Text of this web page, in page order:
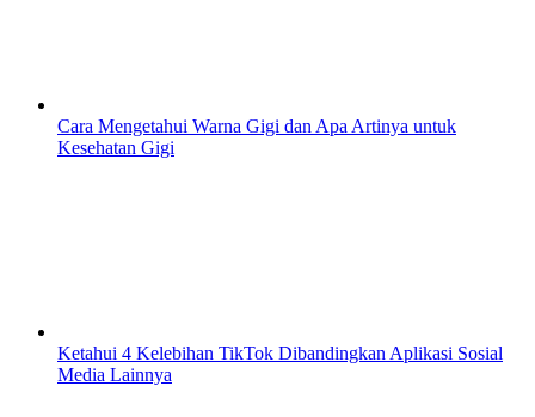
Cara Mengetahui Warna Gigi dan Apa Artinya untuk
Kesehatan Gigi
Ketahui 4 Kelebihan TikTok Dibandingkan Aplikasi Sosial
Media Lainnya